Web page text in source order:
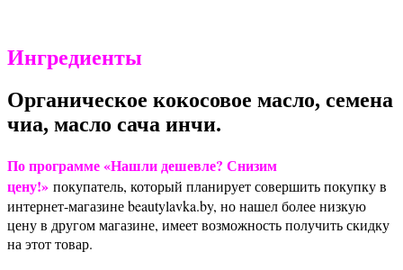
Ингредиенты
Органическое кокосовое масло, семена
чиа, масло сача инчи.
По программе «Нашли дешевле? Снизим
цену!» покупатель, который планирует совершить покупку в
интернет-магазине beautylavka.by, но нашел более низкую
цену в другом магазине, имеет возможность получить скидку
на этот товар.